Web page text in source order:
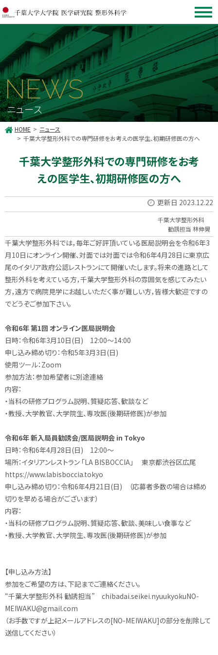
NEWS
ニュース
HOME
ニュース
千葉大学整形外科での専門研修をお考えの医学生、初期研修医の方へ
千葉大学整形外科での専門研修をお考
えの医学生、初期研修医の方へ
更新日 2023.12.22
千葉大学整形外科
勧誘担当 林伸晃
千葉大学整形外科では，毎年ご好評頂いている医局説明会を令和6年3
月10日にオンライン開催、対面では対面では令和6年4月28日に東京広
尾のイタリア政府公認レストランにて開催いたします。将来の進路として
整形外科を考えている方，千葉大学整形外科の雰囲気を感じてみたい
方，遠方で病院見学にお越しいただく事が難しい方，皆様大歓迎ですの
でどうぞご参加下さい。
令和6年 第1回 オンライン医局説明会
日時：令和6年3月10日(日) 12:00～14:00
申し込み締め切り：令和5年3月3日(日)
使用ツール：Zoom
参加方法：参加希望者に別途連絡
内容：
・当科の研修プログラム説明、質疑応答、歓談など
・教授、大学教官、大学院生、専攻医(後期研修医)が参加
令和6年 新入局員勧誘会/医局説明会 in Tokyo
日時：令和6年4月28日(日) 12:00～
場所：イタリアンレストラン 「LA BISBOCCIA」 東京都渋谷区広尾
https://www.labisboccia.tokyo
申し込み締め切り：令和6年4月21日(日) （応募者多数の場合は締め
切りを早める場合がございます）
内容：
・当科の研修プログラム説明、質疑応答、歓談、美味しい食事など
・教授、大学教官、大学院生、専攻医(後期研修医)が参加
【申し込み方法】
参加をご希望の方は、下記までご連絡ください。
“千葉大学整形外科 勧誘担当” chibadai.seikei.nyuukyokuNO-
MEIWAKU@gmail.com
（お手数ですが上記メールアドレスの[NO-MEIWAKU]の部分を削除して
送信してください）